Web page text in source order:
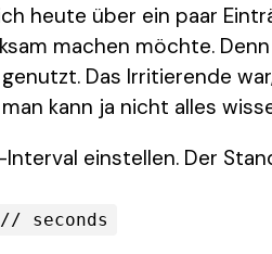
heute über ein paar
machen möchte.
Das Irritierende
kann ja nicht alles
einstellen. Der
// seconds